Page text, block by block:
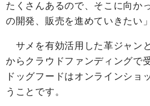
たくさんあるので、そこに向か
の開発、販売を進めていきたい」
サメを有効活用した革ジャン
からクラウドファンディングで
ドッグフードはオンラインショ
うことです。